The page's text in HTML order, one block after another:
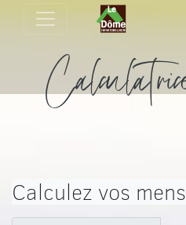
Calculez vos